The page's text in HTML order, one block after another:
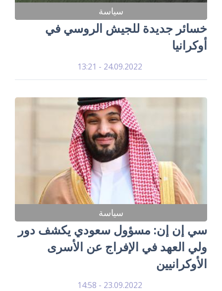
سياسة
خسائر جديدة للجيش الروسي في
أوكرانيا
24.09.2022 - 13:21
سياسة
سي إن إن: مسؤول سعودي يكشف دور
ولي العهد في الإفراج عن الأسرى
الأوكرانيين
23.09.2022 - 14:58